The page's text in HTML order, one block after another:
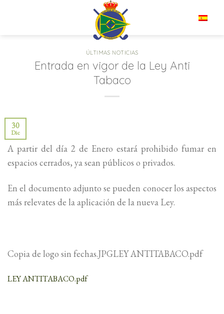
ÚLTIMAS NOTICIAS
Entrada en vigor de la Ley Anti
Tabaco
30
Dic
A partir del día 2 de Enero estará prohibido fumar en
espacios cerrados, ya sean públicos o privados.
En el documento adjunto se pueden conocer los aspectos
más relevates de la aplicación de la nueva Ley.
Copia de logo sin fechas.JPGLEY ANTITABACO.pdf
LEY ANTITABACO.pdf